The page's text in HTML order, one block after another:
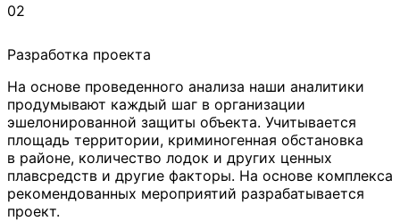
02
Разработка проекта
На основе проведенного анализа наши аналитики
продумывают каждый шаг в организации
эшелонированной защиты объекта. Учитывается
площадь территории, криминогенная обстановка
в районе, количество лодок и других ценных
плавсредств и другие факторы. На основе комплекса
рекомендованных мероприятий разрабатывается
проект.